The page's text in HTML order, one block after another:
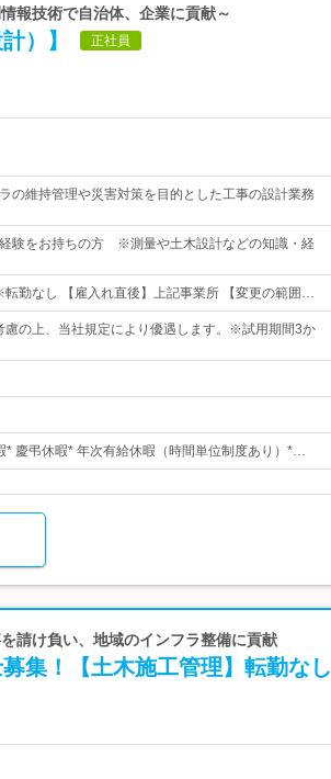
報技術で自治体、企業に貢献～
）】 正社員
の維持管理や災害対策を目的とした工事の設計業務
験をお持ちの方 ※測量や土木設計などの知識・経
勤なし 【雇入れ直後】上記事業所 【変更の範囲…
の上、当社規定により優遇します。※試用期間3か
* 慶弔休暇* 年次有給休暇（時間単位制度あり）*…
請け負い、地域のインフラ整備に貢献
集！【土木施工管理】転勤なし